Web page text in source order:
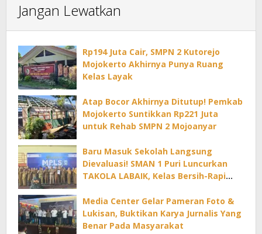
Jangan Lewatkan
Rp194 Juta Cair, SMPN 2 Kutorejo
Mojokerto Akhirnya Punya Ruang
Kelas Layak
Atap Bocor Akhirnya Ditutup! Pemkab
Mojokerto Suntikkan Rp221 Juta
untuk Rehab SMPN 2 Mojoanyar
Baru Masuk Sekolah Langsung
Dievaluasi! SMAN 1 Puri Luncurkan
TAKOLA LABAIK, Kelas Bersih-Rapi
Media Center Gelar Pameran Foto &
Lukisan, Buktikan Karya Jurnalis Yang
Benar Pada Masyarakat